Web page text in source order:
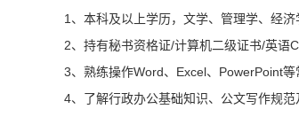
1、本科及以上学历，文学、管理学、经
2、持有秘书资格证/计算机二级证书/英语
3、熟练操作Word、Excel、PowerPoint
4、了解行政办公基础知识、公文写作规